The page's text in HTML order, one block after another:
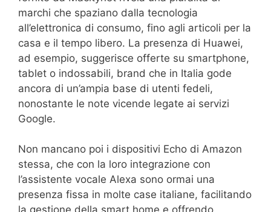
marchi che spaziano dalla tecnologia
all’elettronica di consumo, fino agli articoli per la
casa e il tempo libero. La presenza di Huawei,
ad esempio, suggerisce offerte su smartphone,
tablet o indossabili, brand che in Italia gode
ancora di un’ampia base di utenti fedeli,
nonostante le note vicende legate ai servizi
Google.
Non mancano poi i dispositivi Echo di Amazon
stessa, che con la loro integrazione con
l’assistente vocale Alexa sono ormai una
presenza fissa in molte case italiane, facilitando
la gestione della smart home e offrendo